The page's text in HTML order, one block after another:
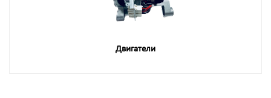
Двигатели